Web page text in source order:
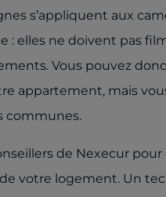
s’appliquent aux
: elles ne doivent pas
Vous pouvez
appartement, mais
communes.
de Nexecur
votre logement. Un